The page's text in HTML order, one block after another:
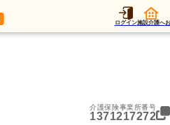
ログイン施設介護へ
COOKING STUDIO成城
介護保険事業所番号
1371217272